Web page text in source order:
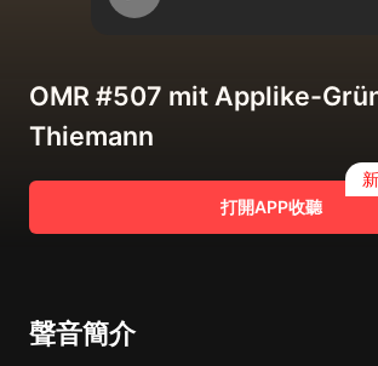
OMR #507 mit Applike-
Thiemann
打開APP收聽
聲音簡介